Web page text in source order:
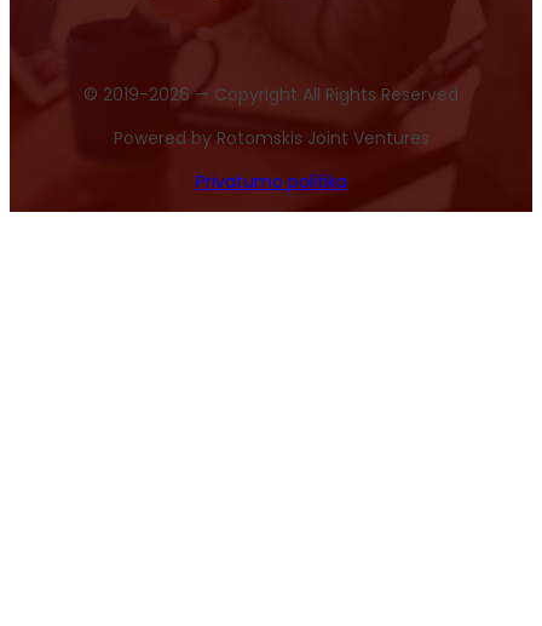
© 2019-2026 — Copyright All Rights Reserved
Powered by Rotomskis Joint Ventures
Privatumo politika